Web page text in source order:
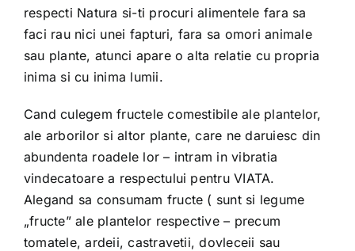
respecti Natura si-ti procuri alimentele fara sa
faci rau nici unei fapturi, fara sa omori animale
sau plante, atunci apare o alta relatie cu propria
inima si cu inima lumii.
Cand culegem fructele comestibile ale plantelor,
ale arborilor si altor plante, care ne daruiesc din
abundenta roadele lor – intram in vibratia
vindecatoare a respectului pentru VIATA.
Alegand sa consumam fructe ( sunt si legume
„fructe” ale plantelor respective – precum
tomatele, ardeii, castravetii, dovleceii sau